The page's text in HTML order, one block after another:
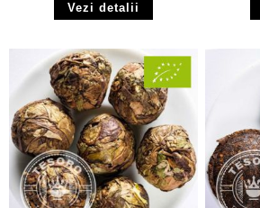
Vezi detalii